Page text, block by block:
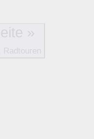
Zurück zur Startseite »
Radtouren